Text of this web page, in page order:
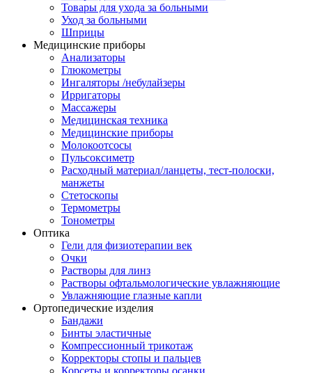
Товары для ухода за больными
Уход за больными
Шприцы
Медицинские приборы
Анализаторы
Глюкометры
Ингаляторы /небулайзеры
Ирригаторы
Массажеры
Медицинская техника
Медицинские приборы
Молокоотсосы
Пульсоксиметр
Расходный материал/ланцеты, тест-полоски,
манжеты
Стетоскопы
Термометры
Тонометры
Оптика
Гели для физиотерапии век
Очки
Растворы для линз
Растворы офтальмологические увлажняющие
Увлажняющие глазные капли
Ортопедические изделия
Бандажи
Бинты эластичные
Компрессионный трикотаж
Корректоры стопы и пальцев
Корсеты и корректоры осанки